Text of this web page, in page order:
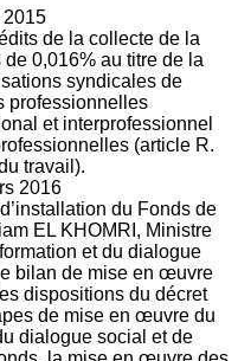
2015
de la collecte de la
0,016% au titre de la
syndicales de
professionnelles
et interprofessionnel
(article R.
travail).
2016
du Fonds de
EL KHOMRI, Ministre
et du dialogue
bilan de mise en œuvre
dispositions du décret
de mise en œuvre du
dialogue social et de